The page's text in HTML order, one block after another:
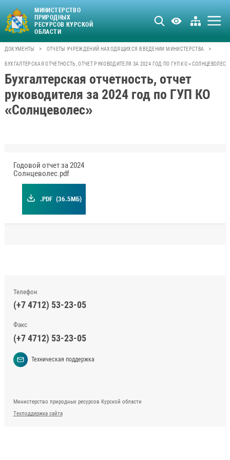
МИНИСТЕРСТВО
ПРИРОДНЫХ
РЕСУРСОВ КУРСКОЙ
ОБЛАСТИ
ДОКУМЕНТЫ > ОТЧЕТЫ УЧРЕЖДЕНИЙ НАХОДЯЩИХСЯ В ВЕДЕНИИ МИНИСТЕРСТВА >
БУХГАЛТЕРСКАЯ ОТЧЕТНОСТЬ, ОТЧЕТ РУКОВОДИТЕЛЯ ЗА 2024 ГОД ПО ГУП КО «СОЛНЦЕВОЛЕС»
Бухгалтерская отчетность, отчет
руководителя за 2024 год по ГУП КО
«Солнцеволес»
Годовой отчет за 2024
Солнцеволес.pdf
.PDF (36.5МБ)
Телефон
(+7 4712) 53-23-05
Факс
(+7 4712) 53-23-05
Техническая поддержка
Министерство природных ресурсов Курской области
Техподдержка сайта